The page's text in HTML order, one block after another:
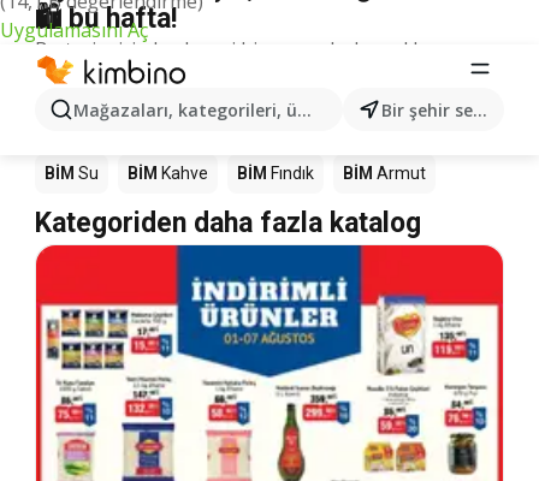
Uygulamasını Aç
Mağazaları, kategorileri, ürünleri arayın... Bir şehir seçin
🛍️ bu hafta!
Bu terim için herhangi bir sonuç bulamadık.
Mağazalardaki diğer ürünler BİM
BİM Mango BİM Döner BİM LEGO
BİM Su BİM Kahve BİM Fındık BİM Armut
Kategoriden daha fazla katalog